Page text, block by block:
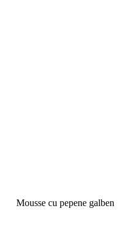
Mousse cu pepene galben